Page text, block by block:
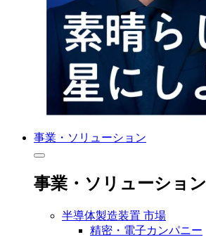
事業・ソリューション
事業・ソリューション
半導体製造装置 市場
精密・電子カンパニー